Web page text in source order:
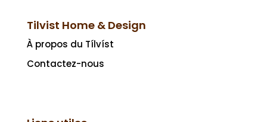
Tilvist Home & Design
À propos du Tílvíst
Contactez-nous